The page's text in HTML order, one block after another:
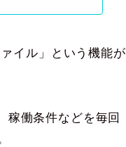
イル」という機能が
稼働条件などを毎回